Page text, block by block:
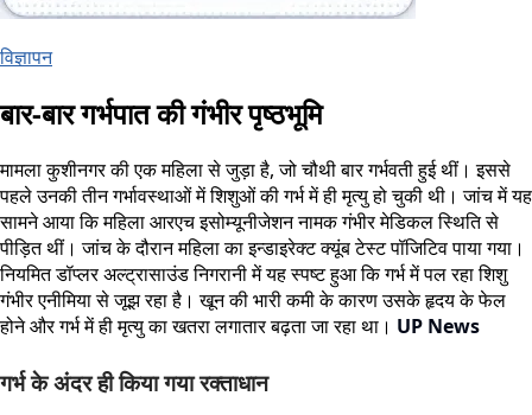
विज्ञापन
बार-बार गर्भपात की गंभीर पृष्ठभूमि
मामला कुशीनगर की एक महिला से जुड़ा है, जो चौथी बार गर्भवती हुई थीं। इससे
पहले उनकी तीन गर्भावस्थाओं में शिशुओं की गर्भ में ही मृत्यु हो चुकी थी। जांच में यह
सामने आया कि महिला आरएच इसोम्यूनीजेशन नामक गंभीर मेडिकल स्थिति से
पीड़ित थीं। जांच के दौरान महिला का इन्डाइरेक्ट क्यूंब टेस्ट पॉजिटिव पाया गया।
नियमित डॉप्लर अल्ट्रासाउंड निगरानी में यह स्पष्ट हुआ कि गर्भ में पल रहा शिशु
गंभीर एनीमिया से जूझ रहा है। खून की भारी कमी के कारण उसके हृदय के फेल
होने और गर्भ में ही मृत्यु का खतरा लगातार बढ़ता जा रहा था। UP News
गर्भ के अंदर ही किया गया रक्ताधान